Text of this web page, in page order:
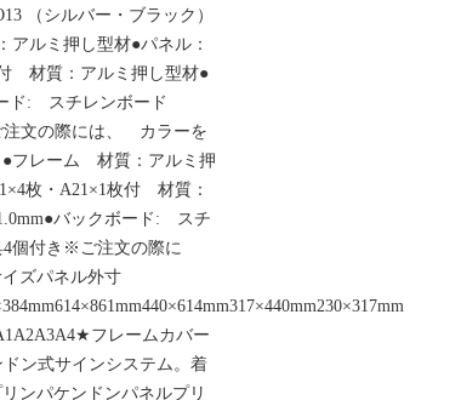
（シルバー・ブラック）
ルミ押し型材●パネル：
材質：アルミ押し型材●
ド: スチレンボード
注文の際には、 カラーを
●フレーム 材質：アルミ押
枚・A21×1枚付 材質：
バックボード: スチ
4個付き※ご注文の際に
ズパネル外寸
フレームカバー
ン式サインシステム。着
ンパケンドンパネルプリ